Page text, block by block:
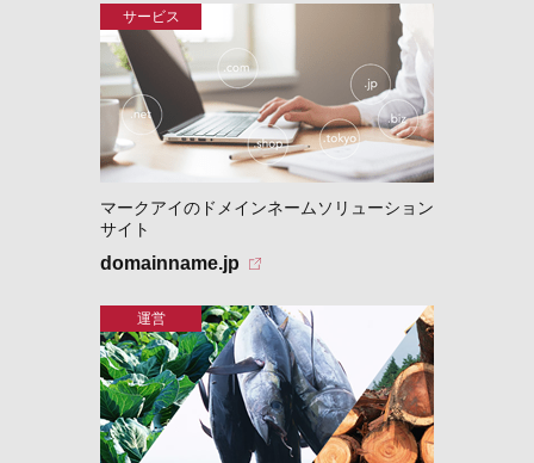
マークアイのドメインネームソリューション
サイト
domainname.jp